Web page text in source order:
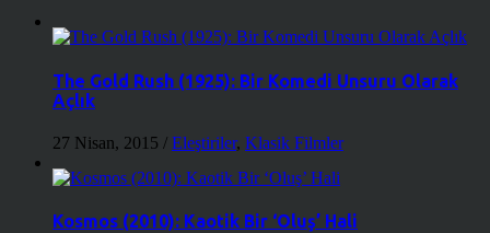
The Gold Rush (1925): Bir Komedi Unsuru Olarak
Açlık
27 Nisan, 2015 / Eleştiriler, Klasik Filmler
Kosmos (2010): Kaotik Bir ‘Oluş’ Hali